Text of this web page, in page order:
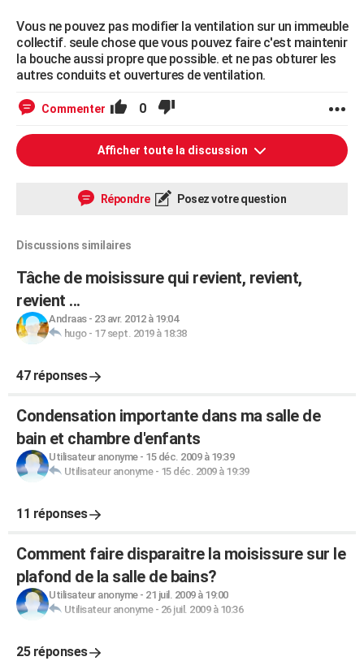
Bricolage
Lifestyle
Culture
Sport
Auto
Television
Voyage
Cinema
Vous ne pouvez pas modifier la ventilation sur un immeuble
collectif. seule chose que vous pouvez faire c'est maintenir
la bouche aussi propre que possible. et ne pas obturer les
autres conduits et ouvertures de ventilation.
Commenter 0
Afficher toute la discussion
Répondre Posez votre question
Discussions similaires
Tâche de moisissure qui revient, revient,
revient ...
Andraas- 23 avr. 2012 à 19:04
hugo- 17 sept. 2019 à 18:38
47 réponses
Condensation importante dans ma salle de
bain et chambre d'enfants
Utilisateur anonyme- 15 déc. 2009 à 19:39
Utilisateur anonyme- 15 déc. 2009 à 19:39
11 réponses
Comment faire disparaitre la moisissure sur le
plafond de la salle de bains?
Utilisateur anonyme- 21 juil. 2009 à 19:00
Utilisateur anonyme- 26 juil. 2009 à 10:36
25 réponses